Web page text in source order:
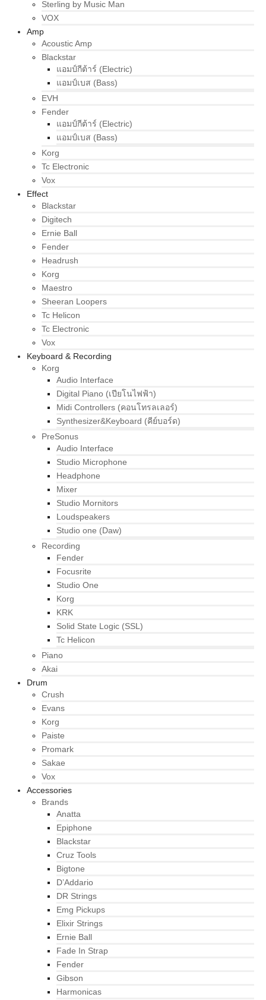
Sterling by Music Man
VOX
Amp
Acoustic Amp
Blackstar
แอมป์กีต้าร์ (Electric)
แอมป์เบส (Bass)
EVH
Fender
แอมป์กีต้าร์ (Electric)
แอมป์เบส (Bass)
Korg
Tc Electronic
Vox
Effect
Blackstar
Digitech
Ernie Ball
Fender
Headrush
Korg
Maestro
Sheeran Loopers
Tc Helicon
Tc Electronic
Vox
Keyboard & Recording
Korg
Audio Interface
Digital Piano (เปียโนไฟฟ้า)
Midi Controllers (คอนโทรลเลอร์)
Synthesizer&Keyboard (คีย์บอร์ด)
PreSonus
Audio Interface
Studio Microphone
Headphone
Mixer
Studio Mornitors
Loudspeakers
Studio one (Daw)
Recording
Fender
Focusrite
Studio One
Korg
KRK
Solid State Logic (SSL)
Tc Helicon
Piano
Akai
Drum
Crush
Evans
Korg
Paiste
Promark
Sakae
Vox
Accessories
Brands
Anatta
Epiphone
Blackstar
Cruz Tools
Bigtone
D’Addario
DR Strings
Emg Pickups
Elixir Strings
Ernie Ball
Fade In Strap
Fender
Gibson
Harmonicas